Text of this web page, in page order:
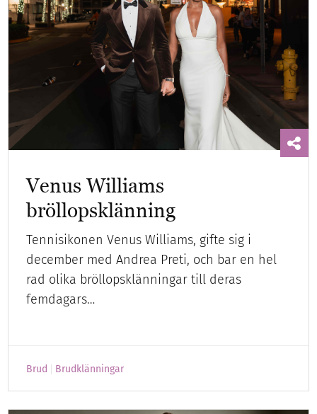
Venus Williams
bröllopsklänning
Tennisikonen Venus Williams, gifte sig i
december med Andrea Preti, och bar en hel
rad olika bröllopsklänningar till deras
femdagars…
Brud Brudklänningar